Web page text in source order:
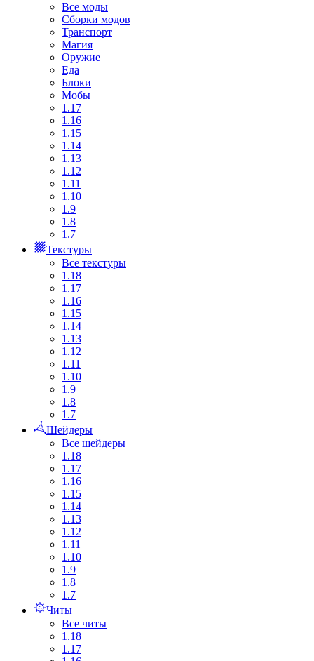
Все моды
Сборки модов
Транспорт
Магия
Оружие
Еда
Блоки
Мобы
1.17
1.16
1.15
1.14
1.13
1.12
1.11
1.10
1.9
1.8
1.7
Текстуры
Все текстуры
1.18
1.17
1.16
1.15
1.14
1.13
1.12
1.11
1.10
1.9
1.8
1.7
Шейдеры
Все шейдеры
1.18
1.17
1.16
1.15
1.14
1.13
1.12
1.11
1.10
1.9
1.8
1.7
Читы
Все читы
1.18
1.17